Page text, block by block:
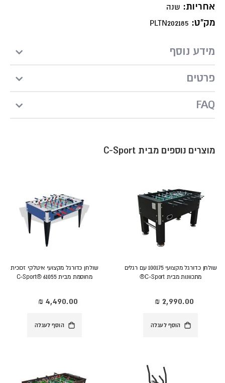
אחריות: שנה
מק"ט:
מידע נוסף
פרטים
FAQ
מוצרים נוספים מבית C-Sport
שולחן כדורגל מקצועי 100175 עם רגלים
מתכוונות מבית C-Sport®
הוסף לעגלה
שולחן כדורגל מקצועי איטלקי זכוכית
מחוסמת מבית C-Sport® 61055
הוסף לעגלה